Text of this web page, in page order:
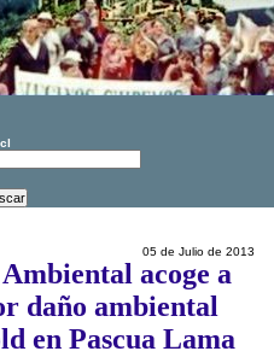
05 de Julio de 2013
acoge a
daño ambiental
en Pascua Lama